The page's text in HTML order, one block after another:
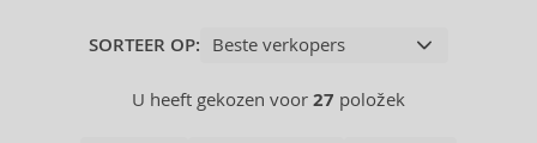
SORTEER OP:
U heeft gekozen voor 27 položek